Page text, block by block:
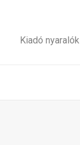
Kiadó nyaralók